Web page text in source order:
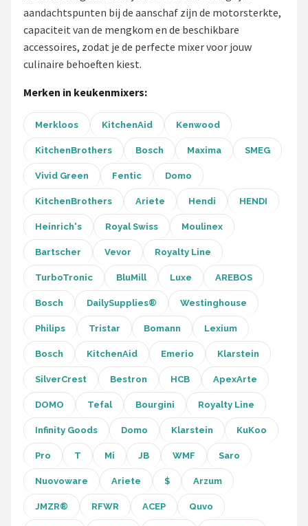
Moulinex
KitchenAid
Braun
Bardi
Nutribullet
KitchenBrothers
Alle merken →
aandachtspunten bij de aanschaf zijn de motorsterkte,
capaciteit van de mengkom en de beschikbare
accessoires, zodat je de perfecte mixer voor jouw
culinaire behoeften kiest.
Merken in keukenmixers:
Merkloos KitchenAid Kenwood
KitchenBrothers Bosch Maxima SMEG
Vivid Green Fentic Domo
KitchenBrothers Ariete Hendi HENDI
Heinrich's Royal Swiss Moulinex
Bartscher Vevor Royalty Line
TurboTronic BluMill Luxe AREBOS
Bosch DailySupplies® Westinghouse
Philips Tristar Bomann Lexium
Bosch KitchenAid Emerio Klarstein
SilverCrest Bestron HCB ApexArte
DOMO Tefal Bourgini Royalty Line
Infinity Goods Domo Klarstein KuKoo
Pro T Mi JB WMF Saro
Nuovoware Ariete $ Arzum
JMZR® RFWR ACEP Quvo